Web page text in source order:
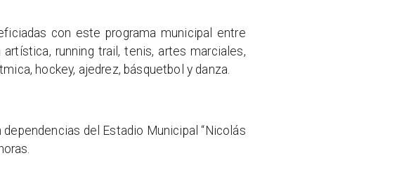
con este programa municipal entre
running trail, tenis, artes marciales,
hockey, ajedrez, básquetbol y danza.
del Estadio Municipal “Nicolás